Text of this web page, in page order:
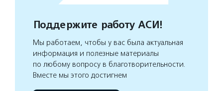
Поддержите работу АСИ!
Мы работаем, чтобы у вас была актуальная
информация и полезные материалы
по любому вопросу в благотворительности.
Вместе мы этого достигнем